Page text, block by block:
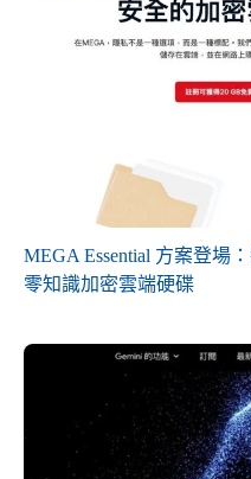
MEGA Essential 方案登場
零知識加密雲端硬碟